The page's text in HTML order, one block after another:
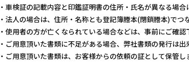
車検証の記載内容と印鑑証明書の住所・氏名が異なる場合
法人の場合は、住所・名称とも登記簿謄本(閉鎖謄本)でつ
使用者の方が亡くなられている場合などは、事前にご確認
ご用意頂いた書類に不足がある場合、弊社書類の発行は出
ご用意頂いた書類は、お客様からの依頼の証として保管し